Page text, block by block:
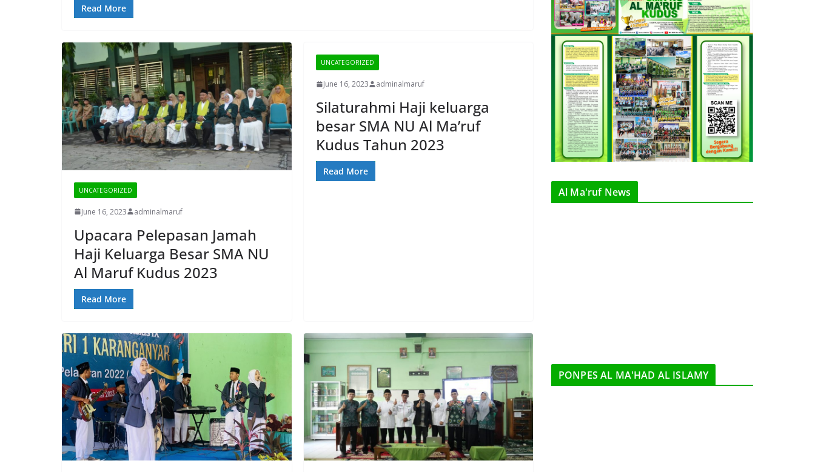
Read More
UNCATEGORIZED
June 16, 2023 adminalmaruf
Upacara Pelepasan Jamah
Haji Keluarga Besar SMA NU
Al Maruf Kudus 2023
Read More
UNCATEGORIZED
June 16, 2023 adminalmaruf
Silaturahmi Haji keluarga
besar SMA NU Al Ma’ruf
Kudus Tahun 2023
Read More
Al Ma'ruf News
PONPES AL MA'HAD AL ISLAMY